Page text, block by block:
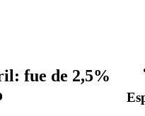
fue de 2,5%